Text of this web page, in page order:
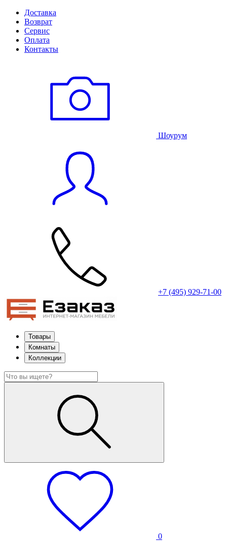
Доставка
Возврат
Сервис
Оплата
Контакты
Шоурум
+7 (495) 929-71-00
Товары
Комнаты
Коллекции
0